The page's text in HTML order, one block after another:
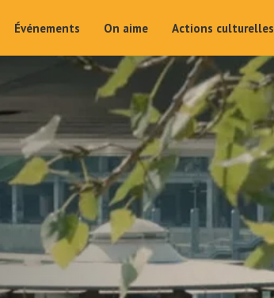
Événements On aime Actions culturelles